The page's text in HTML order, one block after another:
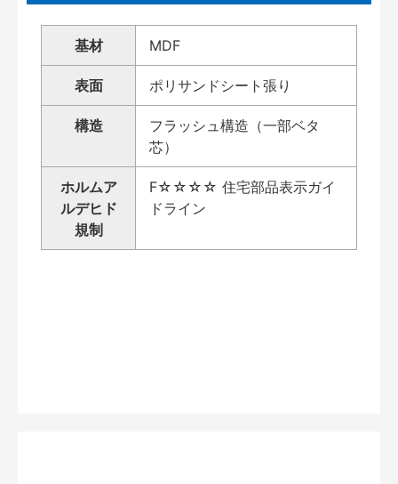
基材 MDF
表面 ポリサンドシート張り
構造
フラッシュ構造（一部ベタ
芯）
ホルムア
ルデヒド
規制
F☆☆☆☆ 住宅部品表示ガイ
ドライン